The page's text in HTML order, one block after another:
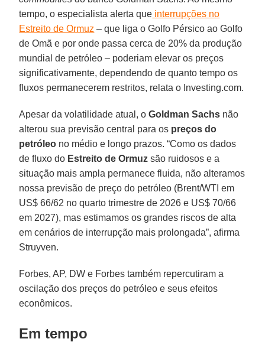
tempo, o especialista alerta que interrupções no
Estreito de Ormuz – que liga o Golfo Pérsico ao Golfo
de Omã e por onde passa cerca de 20% da produção
mundial de petróleo – poderiam elevar os preços
significativamente, dependendo de quanto tempo os
fluxos permanecerem restritos, relata o Investing.com.
Apesar da volatilidade atual, oGoldman Sachs não
alterou sua previsão central para os preços do
petróleo no médio e longo prazos. “Como os dados
de fluxo do Estreito de Ormuz são ruidosos e a
situação mais ampla permanece fluida, não alteramos
nossa previsão de preço do petróleo (Brent/WTI em
US$ 66/62 no quarto trimestre de 2026 e US$ 70/66
em 2027), mas estimamos os grandes riscos de alta
em cenários de interrupção mais prolongada”, afirma
Struyven.
Forbes, AP, DW e Forbes também repercutiram a
oscilação dos preços do petróleo e seus efeitos
econômicos.
Em tempo